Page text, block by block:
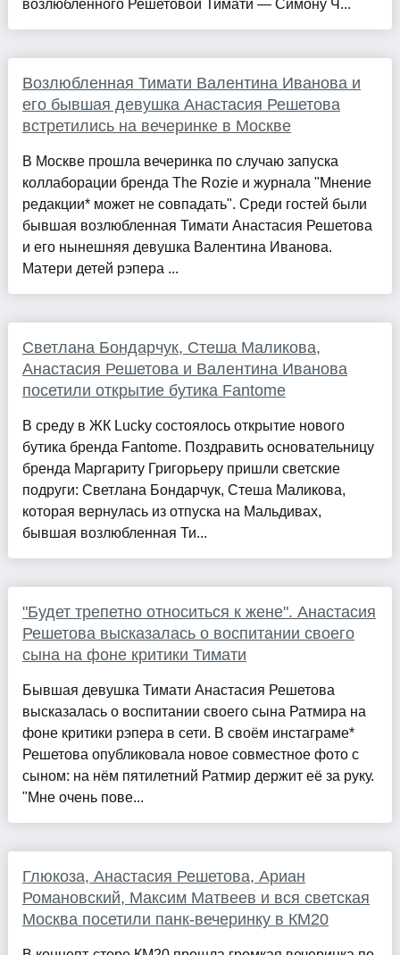
возлюбленного Решетовой Тимати — Симону Ч...
Возлюбленная Тимати Валентина Иванова и
его бывшая девушка Анастасия Решетова
встретились на вечеринке в Москве
В Москве прошла вечеринка по случаю запуска
коллаборации бренда The Rozie и журнала "Мнение
редакции* может не совпадать". Среди гостей были
бывшая возлюбленная Тимати Анастасия Решетова
и его нынешняя девушка Валентина Иванова.
Матери детей рэпера ...
Светлана Бондарчук, Стеша Маликова,
Анастасия Решетова и Валентина Иванова
посетили открытие бутика Fantome
В среду в ЖК Lucky состоялось открытие нового
бутика бренда Fantome. Поздравить основательницу
бренда Маргариту Григорьеру пришли светские
подруги: Светлана Бондарчук, Стеша Маликова,
которая вернулась из отпуска на Мальдивах,
бывшая возлюбленная Ти...
"Будет трепетно относиться к жене". Анастасия
Решетова высказалась о воспитании своего
сына на фоне критики Тимати
Бывшая девушка Тимати Анастасия Решетова
высказалась о воспитании своего сына Ратмира на
фоне критики рэпера в сети. В своём инстаграме*
Решетова опубликовала новое совместное фото с
сыном: на нём пятилетний Ратмир держит её за руку.
"Мне очень пове...
Глюкоза, Анастасия Решетова, Ариан
Романовский, Максим Матвеев и вся светская
Москва посетили панк-вечеринку в КМ20